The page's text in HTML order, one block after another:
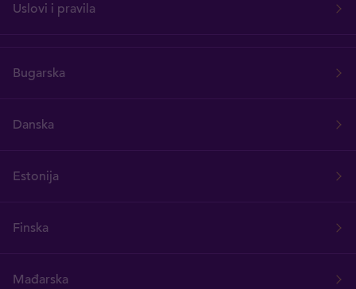
Uslovi i pravila
Bugarska
Danska
Estonija
Finska
Mađarska